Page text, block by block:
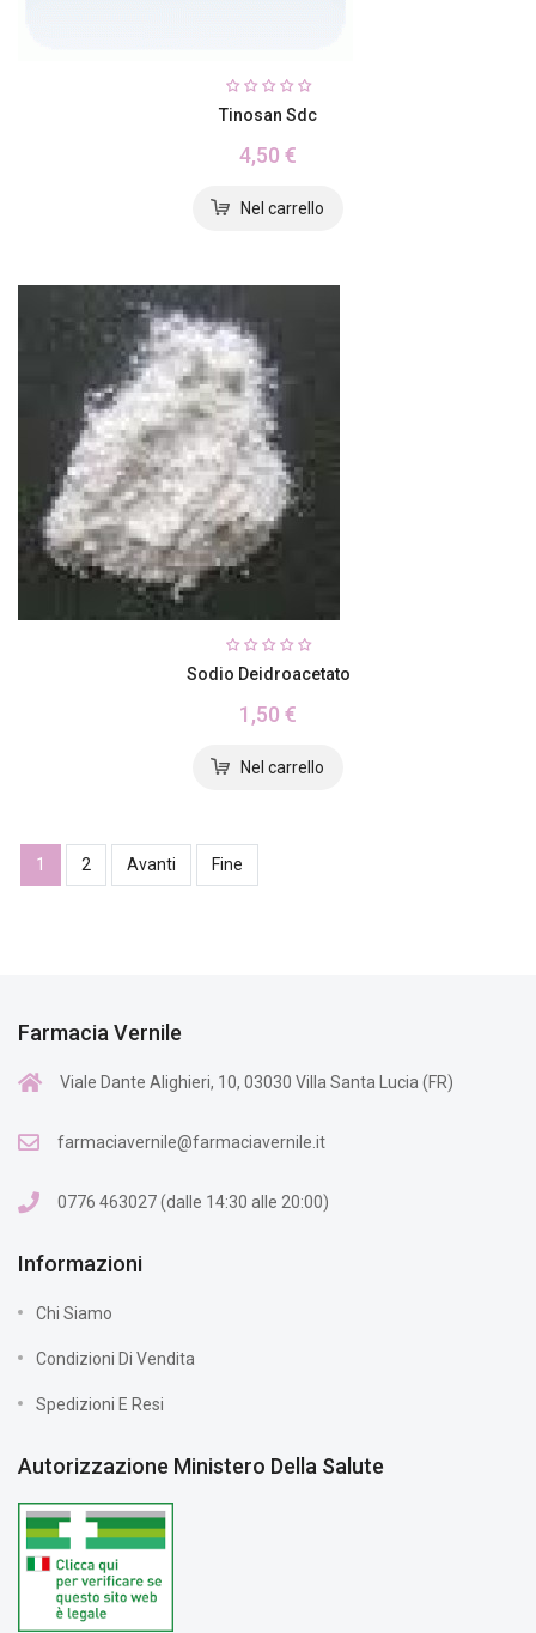
Tinosan Sdc
4,50 €
Sodio Deidroacetato
1,50 €
1 2 Avanti Fine
Farmacia Vernile
Viale Dante Alighieri, 10, 03030 Villa Santa Lucia (FR)
farmaciavernile@farmaciavernile.it
0776 463027 (dalle 14:30 alle 20:00)
Informazioni
Chi Siamo
Condizioni Di Vendita
Spedizioni E Resi
Autorizzazione Ministero Della Salute